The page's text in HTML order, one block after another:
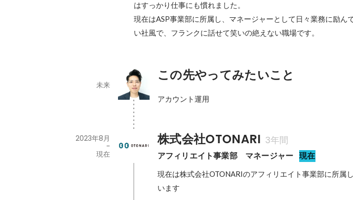
はすっかり仕事にも慣れました。
現在はASP事業部に所属し、マネージャーとして日々業務に励ん
い社風で、フランクに話せて笑いの絶えない職場です。
この先やってみたいこと
未来
アカウント運用
株式会社OTONARI 3年間
アフィリエイト事業部　マネージャー 現在
2023年8月
-
現在
現在は株式会社OTONARIのアフィリエイト事業部に所属
います